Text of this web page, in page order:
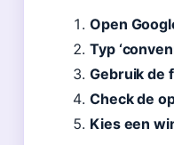
Open
Typ
Gebruik de
Check de
Kies een